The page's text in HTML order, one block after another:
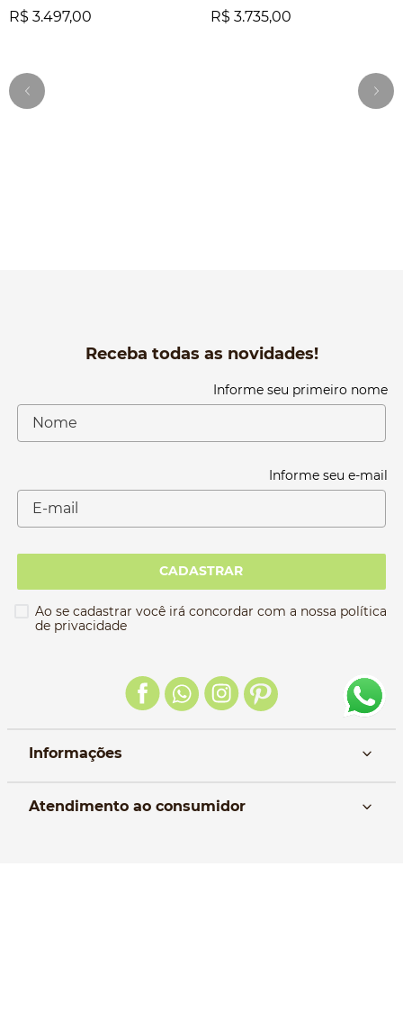
R$ 3.497,00
R$ 3.735,00
Receba todas as novidades!
Informe seu primeiro nome
Informe seu e-mail
CADASTRAR
Ao se cadastrar você irá concordar com a nossa política
de privacidade
Informações
Atendimento ao consumidor